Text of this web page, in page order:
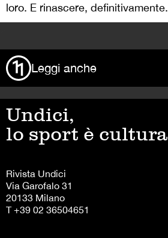
loro. E rinascere, definitivamente.
Leggi anche
Undici,
lo sport è cultura
Rivista Undici
Via Garofalo 31
20133 Milano
T +39 02 36504651